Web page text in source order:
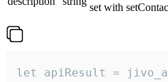
set with
let apiResult =